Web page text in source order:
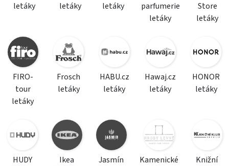
letáky
letáky
letáky
parfumerie
letáky
Store
letáky
FIRO-
tour
letáky
Frosch
letáky
HABU.cz
letáky
Hawaj.cz
letáky
HONOR
letáky
HUDY
Ikea
Jasmín
Kamenické
Knižní